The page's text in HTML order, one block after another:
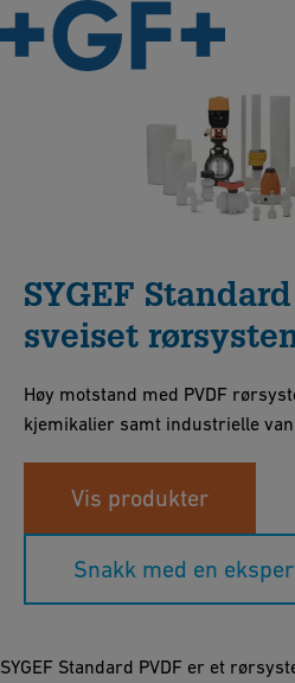
SYGEF
sveiset
Høy motstand med PVDF
kjemikalier samt industrielle
Vis produkter
Snakk med en
SYGEF Standard PVDF er et